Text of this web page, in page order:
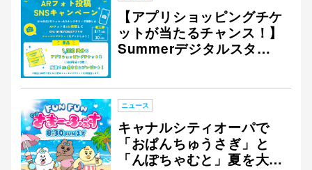
【アプリショッピングチケ
ットが当たるチャンス！】
Summerデジタルスタン
ニュース
キャナルシティオーパで
「おぱんちゅうさぎ」と
「んぽちゃむと」夏を大満